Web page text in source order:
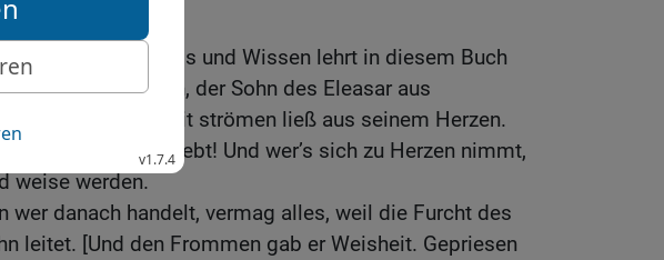
zu Verständnis und Wissen lehrt in diesem Buch
Sohn des Sirach, der Sohn des Eleasar aus
der die Weisheit strömen ließ aus seinem Herzen.
dem, der danach lebt! Und wer’s sich zu Herzen nimmt,
weise werden.
wer danach handelt, vermag alles, weil die Furcht des
leitet. [Und den Frommen gab er Weisheit. Gepriesen